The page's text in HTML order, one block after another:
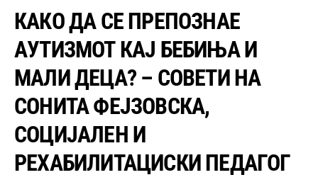
КАКО ДА СЕ ПРЕПОЗНАЕ
АУТИЗМОТ КАЈ БЕБИЊА И
МАЛИ ДЕЦА? – СОВЕТИ НА
СОНИТА ФЕЈЗОВСКА,
СОЦИЈАЛЕН И
РЕХАБИЛИТАЦИСКИ ПЕДАГОГ